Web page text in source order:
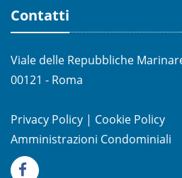
Contatti
Viale delle Repubbliche
00121 - Roma
Privacy Policy | Cookie Policy
Amministrazioni Condominiali